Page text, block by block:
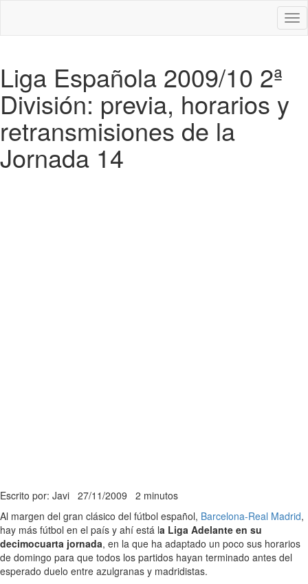
Liga Española 2009/10 2ª
División: previa, horarios y
retransmisiones de la
Jornada 14
Escrito por: Javi 27/11/2009 2 minutos
Al margen del gran clásico del fútbol español, Barcelona-Real Madrid,
hay más fútbol en el país y ahí está la Liga Adelante en su
decimocuarta jornada, en la que ha adaptado un poco sus horarios
de domingo para que todos los partidos hayan terminado antes del
esperado duelo entre azulgranas y madridistas.